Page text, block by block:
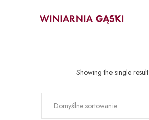
Showing the single result
Domyślne sortowanie